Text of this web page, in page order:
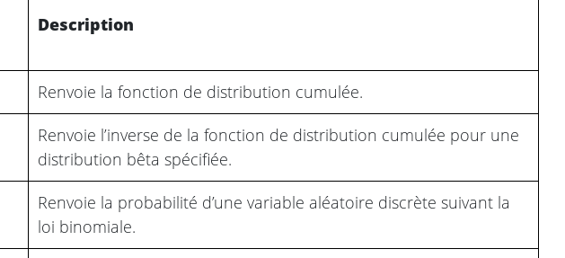
Description
Renvoie la fonction de distribution cumulée.
Renvoie l’inverse de la fonction de distribution cumulée pour une
distribution bêta spécifiée.
Renvoie la probabilité d’une variable aléatoire discrète suivant la
loi binomiale.